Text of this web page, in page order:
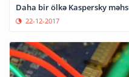
Daha bir ölkə Kaspersky
22-12-2017